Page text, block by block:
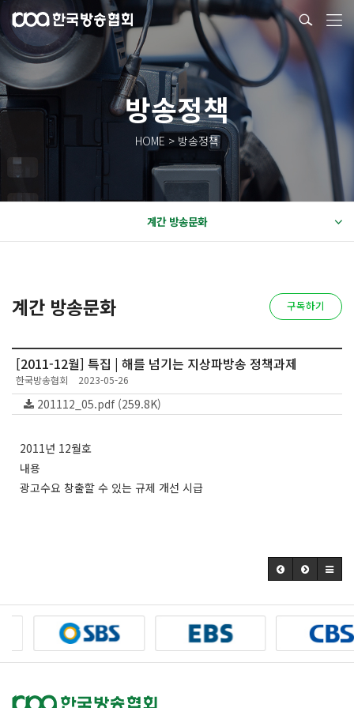
방송정책
HOME > 방송정책
계간 방송문화
계간 방송문화 구독하기
[2011-12월] 특집 | 해를 넘기는 지상파방송 정책과제
한국방송협회 2023-05-26
201112_05.pdf (259.8K)
2011년 12월호
내용
광고수요 창출할 수 있는 규제 개선 시급